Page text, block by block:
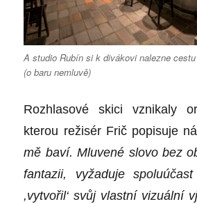
A studio Rubín si k divákovi nalezne
(o baru nemluvě)
Rozhlasové skici vznikaly
kterou režisér Frič popisuje
mě baví. Mluvené slovo bez
fantazii, vyžaduje
,vytvořil‘ svůj vlastní vizuální